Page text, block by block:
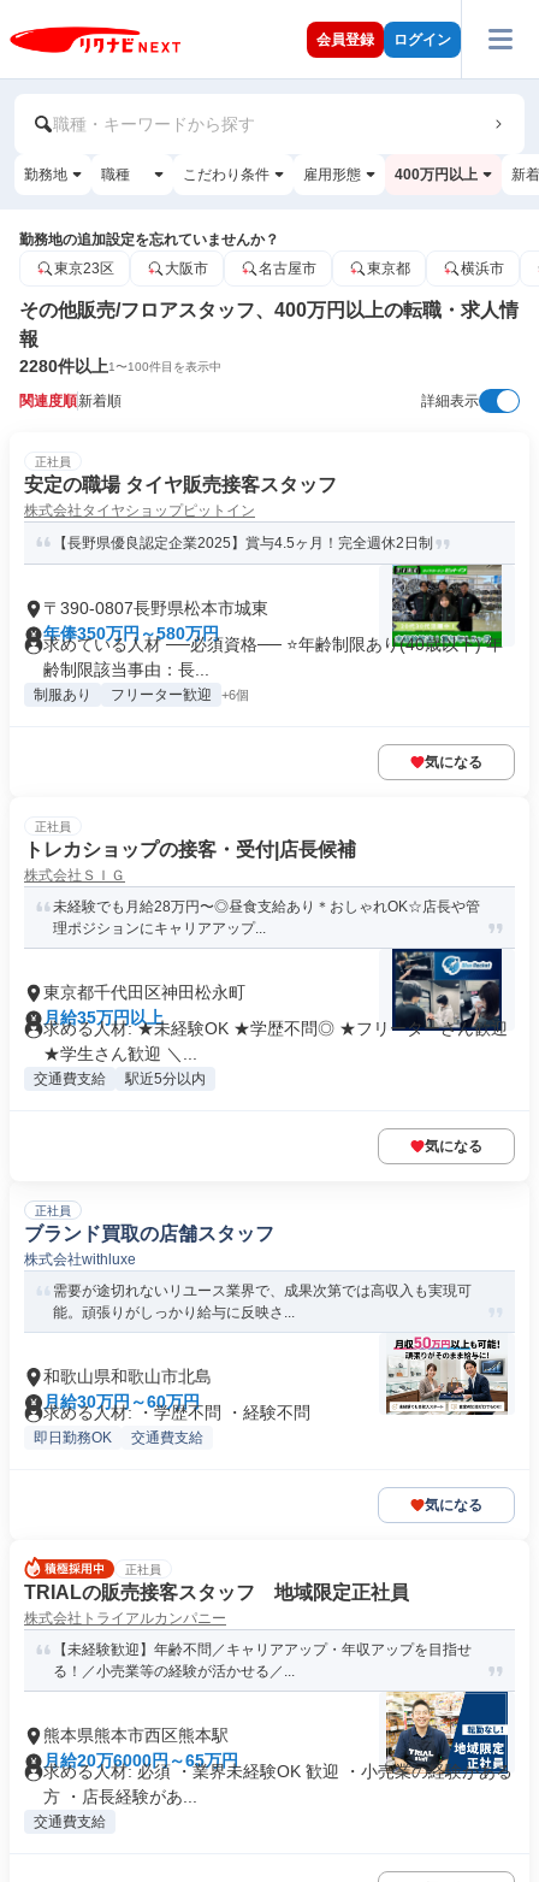
会員登録 ログイン
職種・キーワードから探す
勤務地 職種 こだわり条件 雇用形態 400万円以上 新
勤務地の追加設定を忘れていませんか？
東京23区
大阪市 名古屋市 東京都 横浜市
その他販売/フロアスタッフ、400万円以上の転職・求人情
報
2280件以上1〜100件目を表示中
関連度順新着順 詳細表示
正社員
安定の職場 タイヤ販売接客スタッフ
株式会社タイヤショップピットイン
【長野県優良認定企業2025】賞与4.5ヶ月！完全週休2日制
〒390-0807長野県松本市城東
年俸350万円～580万円
求めている人材 ──必須資格── ⭐️年齢制限あり(40歳以下) 年
齢制限該当事由：長...
制服あり フリーター歓迎 +6個
気になる
正社員
トレカショップの接客・受付|店長候補
株式会社ＳＩＧ
未経験でも月給28万円〜◎昼食支給あり＊おしゃれOK☆店長や管
理ポジションにキャリアアップ...
東京都千代田区神田松永町
月給35万円以上
求める人材: ★未経験OK ★学歴不問◎ ★フリーターさん歓迎
★学生さん歓迎 ＼...
交通費支給 駅近5分以内
気になる
正社員
ブランド買取の店舗スタッフ
株式会社withluxe
需要が途切れないリユース業界で、成果次第では高収入も実現可
能。頑張りがしっかり給与に反映さ...
和歌山県和歌山市北島
月給30万円～60万円
求める人材: ・学歴不問 ・経験不問
即日勤務OK 交通費支給
気になる
正社員
TRIALの販売接客スタッフ 地域限定正社員
株式会社トライアルカンパニー
【未経験歓迎】年齢不問／キャリアアップ・年収アップを目指せ
る！／小売業等の経験が活かせる／...
熊本県熊本市西区熊本駅
月給20万6000円～65万円
求める人材: 必須 ・業界未経験OK 歓迎 ・小売業の経験がある
方 ・店長経験があ...
交通費支給